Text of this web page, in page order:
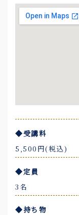
◆受講料
5,500円(税込)
◆定員
3名
◆持ち物